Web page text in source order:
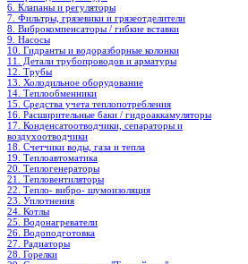
6. Клапаны и регуляторы
7. Фильтры, грязевики и грязеотделители
8. Виброкомпенсаторы / гибкие вставки
9. Насосы
10. Гидранты и водоразборные колонки
11. Детали трубопроводов и арматуры
12. Трубы
13. Холодильное oборудование
14. Теплообменники
15. Средства учета теплопотребления
16. Расширительные баки / гидроаккамуляторы
17. Конденсатоотводчики, сепараторы и
воздухоотводчики
18. Счетчики воды, газа и тепла
19. Теплоавтоматика
20. Теплогенераторы
21. Тепловентиляторы
22. Тепло- вибро- шумоизоляция
23. Уплотнения
24. Котлы
25. Водонагреватели
26. Водоподготовка
27. Радиаторы
28. Горелки